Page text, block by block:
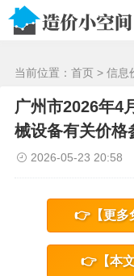
当前位置： 首页 > 信息
广州市2026年4
械设备有关价
2026-05-23 20:58
👉【更多
👉【本